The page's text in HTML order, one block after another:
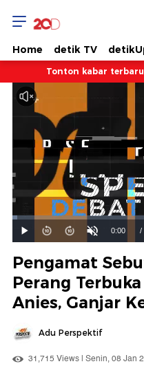
Home detik TV
Tonton kabar terbaru
Mainkan
Suara
Hidup
Waktu
0:00 /
Dimuat:
1.72%
Pengamat
Perang
Anies, Ganjar
Adu Perspektif
31,715 Views | Senin, 08 Jan